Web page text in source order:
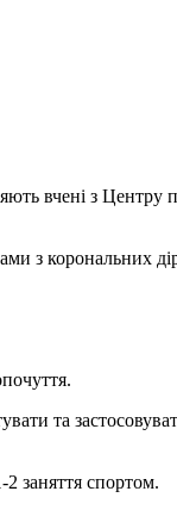
вчені з Центру
з корональних
та
заняття спортом.